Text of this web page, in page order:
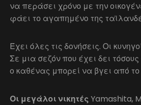
να περάσει χρόνο με την
φάει το αγαπημένο της
Έχει όλες τις δονήσεις. Οι
Σε μια σεζόν που έχει δει
ο καθένας μπορεί να βγει από
Οι μεγάλοι νικητές Yamashita,